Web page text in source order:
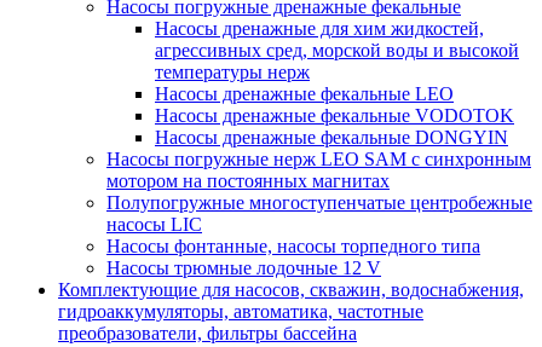
Насосы погружные дренажные фекальные
Насосы дренажные для хим жидкостей,
агрессивных сред, морской воды и высокой
температуры нерж
Насосы дренажные фекальные LEO
Насосы дренажные фекальные VODOTOK
Насосы дренажные фекальные DONGYIN
Насосы погружные нерж LEO SAM с синхронным
мотором на постоянных магнитах
Полупогружные многоступенчатые центробежные
насосы LIC
Насосы фонтанные, насосы торпедного типа
Насосы трюмные лодочные 12 V
Комплектующие для насосов, скважин, водоснабжения,
гидроаккумуляторы, автоматика, частотные
преобразователи, фильтры бассейна